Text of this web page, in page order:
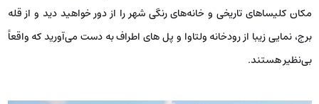
مکان کلیساهای تاریخی و خانه‌های رنگی شهر را از دور خواهید دید و از قله
برج، نمایی زیبا از رودخانه ولتاوا و پل های اطراف به دست می‌آورید که واقعاً
بی‌نظیر هستند.